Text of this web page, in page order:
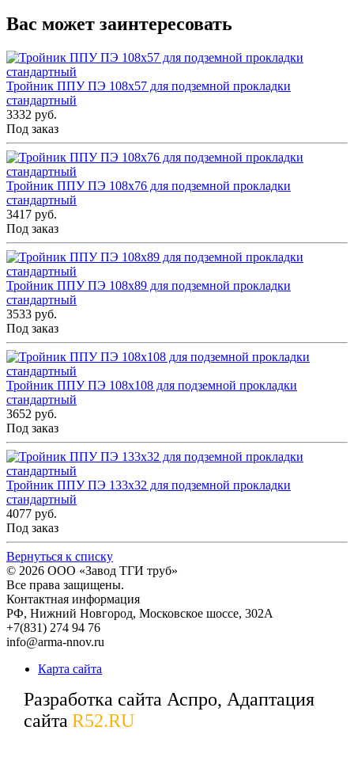
Вас может заинтересовать
Тройник ППУ ПЭ 108x57 для подземной прокладки
стандартный
3332 руб.
Под заказ
Тройник ППУ ПЭ 108x76 для подземной прокладки
стандартный
3417 руб.
Под заказ
Тройник ППУ ПЭ 108x89 для подземной прокладки
стандартный
3533 руб.
Под заказ
Тройник ППУ ПЭ 108x108 для подземной прокладки
стандартный
3652 руб.
Под заказ
Тройник ППУ ПЭ 133x32 для подземной прокладки
стандартный
4077 руб.
Под заказ
Вернуться к списку
© 2026 ООО «Завод ТГИ труб»
Все права защищены.
Контактная информация
РФ, Нижний Новгород, Московское шоссе, 302А
+7(831) 274 94 76
info@arma-nnov.ru
Карта сайта
Разработка сайта Аспро, Адаптация
сайта R52.RU